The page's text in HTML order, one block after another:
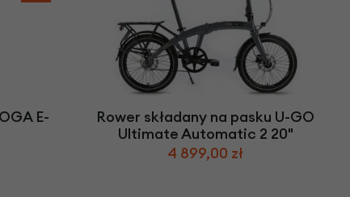
E-
Rower składany na pasku U-GO
Ultimate Automatic 2 20"
4 899,00 zł